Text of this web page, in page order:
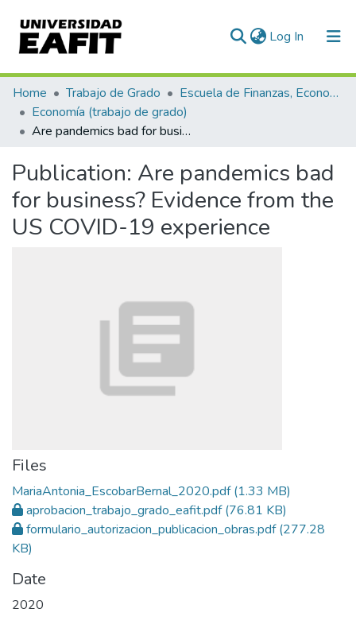
Log In (current)
Communities & Collections
All of DSpace
Home Trabajo de Grado
Escuela de Finanzas, Economía y Gobierno
Economía (trabajo de grado)
Are pandemics bad for business? Evidence from the US COVID-19 experience
Publication: Are pandemics bad
for business? Evidence from the
US COVID-19 experience
Files
MariaAntonia_EscobarBernal_2020.pdf(1.33 MB)
aprobacion_trabajo_grado_eafit.pdf(76.81 KB)
formulario_autorizacion_publicacion_obras.pdf(277.28
KB)
Date
2020